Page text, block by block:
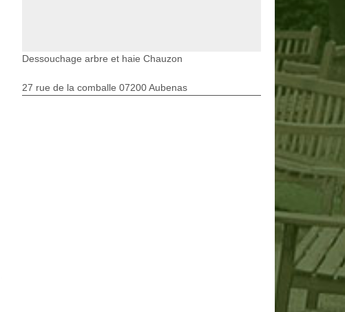
Dessouchage arbre et haie Chauzon
27 rue de la comballe 07200 Aubenas